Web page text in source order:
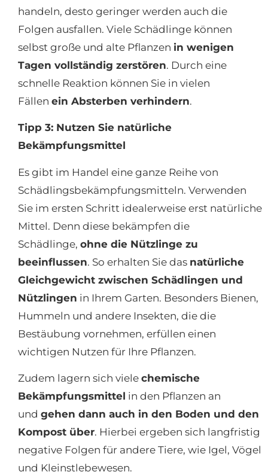
handeln, desto geringer werden auch die
Folgen ausfallen. Viele Schädlinge können
selbst große und alte Pflanzen in wenigen
Tagen vollständig zerstören. Durch eine
schnelle Reaktion können Sie in vielen
Fällen ein Absterben verhindern.
Tipp 3: Nutzen Sie natürliche
Bekämpfungsmittel
Es gibt im Handel eine ganze Reihe von
Schädlingsbekämpfungsmitteln. Verwenden
Sie im ersten Schritt idealerweise erst natürliche
Mittel. Denn diese bekämpfen die
Schädlinge, ohne die Nützlinge zu
beeinflussen. So erhalten Sie das natürliche
Gleichgewicht zwischen Schädlingen und
Nützlingen in Ihrem Garten. Besonders Bienen,
Hummeln und andere Insekten, die die
Bestäubung vornehmen, erfüllen einen
wichtigen Nutzen für Ihre Pflanzen.
Zudem lagern sich viele chemische
Bekämpfungsmittel in den Pflanzen an
und gehen dann auch in den Boden und den
Kompost über. Hierbei ergeben sich langfristig
negative Folgen für andere Tiere, wie Igel, Vögel
und Kleinstlebewesen.